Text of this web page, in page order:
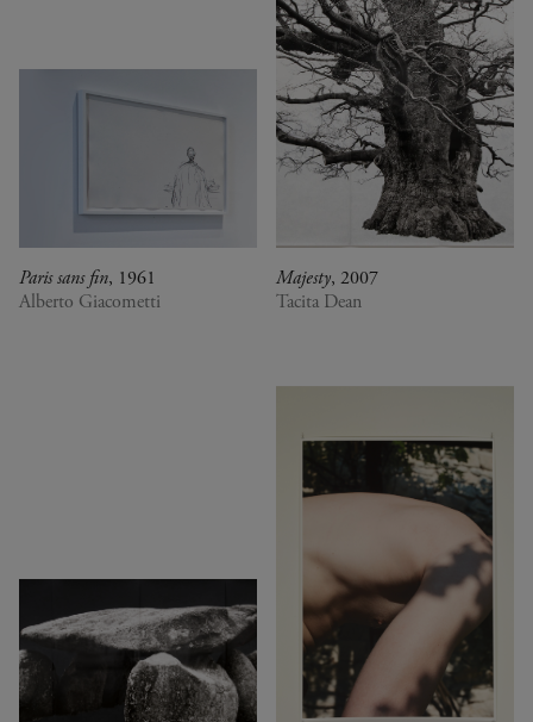
Paris sans fin, 1961
Alberto Giacometti
Majesty, 2007
Tacita Dean